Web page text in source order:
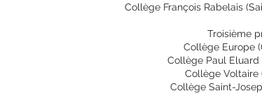
Collège François Rabelais
Troisième
Collège Europe
Collège Paul Eluard
Collège Voltaire
Collège Saint-